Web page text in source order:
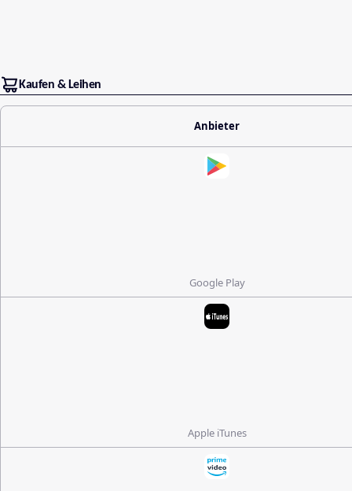
Kaufen & Leihen
Anbieter
Google Play
Apple iTunes